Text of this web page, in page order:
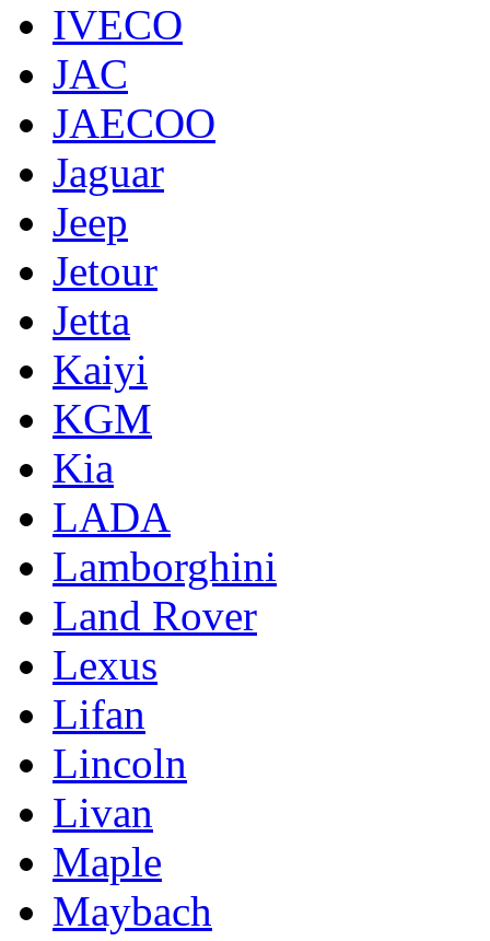
IVECO
JAC
JAECOO
Jaguar
Jeep
Jetour
Jetta
Kaiyi
KGM
Kia
LADA
Lamborghini
Land Rover
Lexus
Lifan
Lincoln
Livan
Maple
Maybach